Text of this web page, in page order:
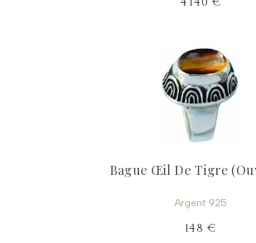
Bague Œil De Tigre
Argent 925
148 €